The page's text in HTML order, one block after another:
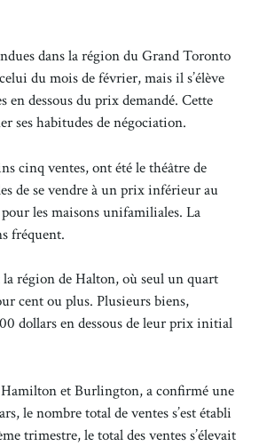
dans la région du Grand Toronto
du mois de février, mais il s’élève
en dessous du prix demandé. Cette
ses habitudes de négociation.
cinq ventes, ont été le théâtre de
de se vendre à un prix inférieur au
les maisons unifamiliales. La
fréquent.
région de Halton, où seul un quart
cent ou plus. Plusieurs biens,
dollars en dessous de leur prix initial
Hamilton et Burlington, a confirmé une
le nombre total de ventes s’est établi
trimestre, le total des ventes s’élevait